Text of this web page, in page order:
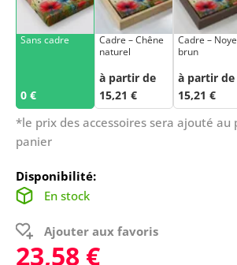
Sans cadre
0 €
Cadre – Chêne
naturel
à partir de
15,21 €
Cadre –
brun
à partir de
15,21 €
*le prix des accessoires sera ajouté au
panier
Disponibilité:
En stock
Ajouter aux favoris
23,58 €